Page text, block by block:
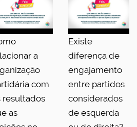
a
com
resultados
as
Existe
diferença de
engajamento
entre partidos
considerados
de esquerda